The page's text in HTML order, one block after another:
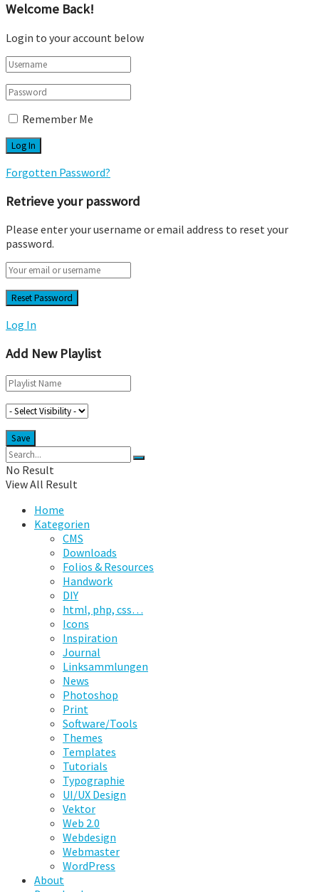
Welcome Back!
Login to your account below
Remember Me
Forgotten Password?
Retrieve your password
Please enter your username or email address to reset your
password.
Log In
Add New Playlist
No Result
View All Result
Home
Kategorien
CMS
Downloads
Folios & Resources
Handwork
DIY
html, php, css…
Icons
Inspiration
Journal
Linksammlungen
News
Photoshop
Print
Software/Tools
Themes
Templates
Tutorials
Typographie
UI/UX Design
Vektor
Web 2.0
Webdesign
Webmaster
WordPress
About